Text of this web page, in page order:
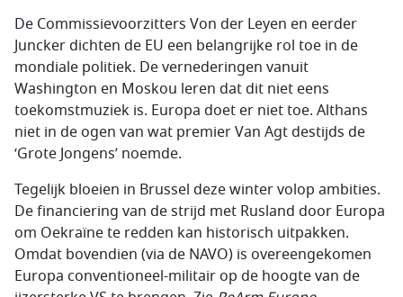
De Commissievoorzitters Von der Leyen en eerder
Juncker dichten de EU een belangrijke rol toe in de
mondiale politiek. De vernederingen vanuit
Washington en Moskou leren dat dit niet eens
toekomstmuziek is. Europa doet er niet toe. Althans
niet in de ogen van wat premier Van Agt destijds de
‘Grote Jongens’ noemde.
Tegelijk bloeien in Brussel deze winter volop ambities.
De financiering van de strijd met Rusland door Europa
om Oekraïne te redden kan historisch uitpakken.
Omdat bovendien (via de NAVO) is overeengekomen
Europa conventioneel-militair op de hoogte van de